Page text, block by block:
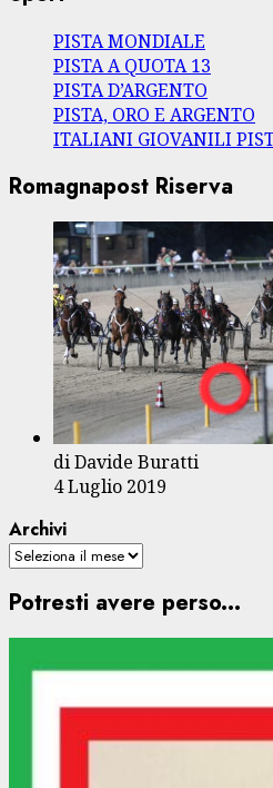
PISTA MONDIALE
PISTA A QUOTA 13
PISTA D’ARGENTO
PISTA, ORO E ARGENTO
ITALIANI GIOVANILI
Romagnapost Riserva
di Davide Buratti
4 Luglio 2019
Archivi
Potresti avere perso...